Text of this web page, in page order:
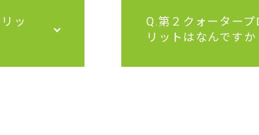
ッ
Q.第２クォーター
リットはなんですか